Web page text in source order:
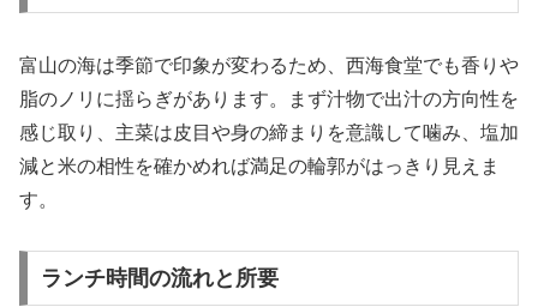
富山の海は季節で印象が変わるため、西海食堂でも香りや
脂のノリに揺らぎがあります。まず汁物で出汁の方向性を
感じ取り、主菜は皮目や身の締まりを意識して噛み、塩加
減と米の相性を確かめれば満足の輪郭がはっきり見えま
す。
ランチ時間の流れと所要